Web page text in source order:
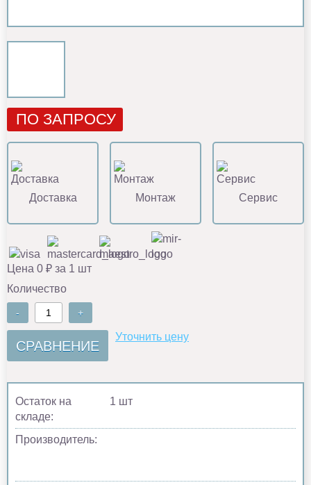
ПО ЗАПРОСУ
Доставка Монтаж Сервис
Цена 0 ₽ за 1 шт
Количество
- +
СРАВНЕНИЕ
Уточнить цену
Остаток на
складе:
1 шт
Производитель: